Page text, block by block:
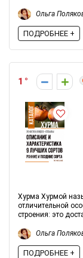
Ольга
ПОДРОБНЕЕ +
1
Хурма Хурмой
отличительной
строения: это
Ольга
ПОДРОБНЕЕ +